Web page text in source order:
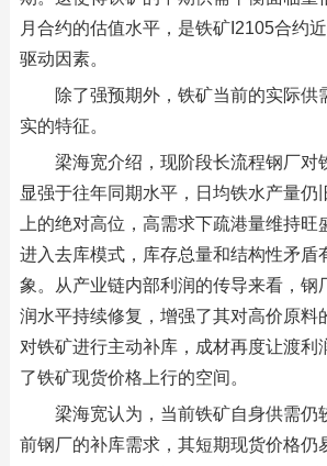
月合约的估值水平，是铁矿I2105合约
驱动因素。
除了强预期外，铁矿当前的实际供
实的特征。
梁海宽介绍，现阶段长流程钢厂对
显强于往年同期水平，日均铁水产量仍
上的绝对高位，高需求下疏港量维持旺
进入去库模式，库存总量和结构性矛盾
象。从产业链内部利润的传导来看，钢
润水平持续修复，增强了其对高价原料
对铁矿进行主动补库，成材再度让渡利
了铁矿现货价格上行的空间。
梁海宽认为，当前铁矿自身供需仍
前钢厂的补库需求，其短期现货价格仍